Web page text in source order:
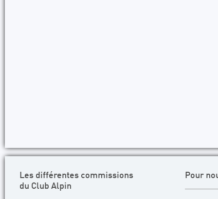
Les différentes commissions
du Club Alpin
Pour